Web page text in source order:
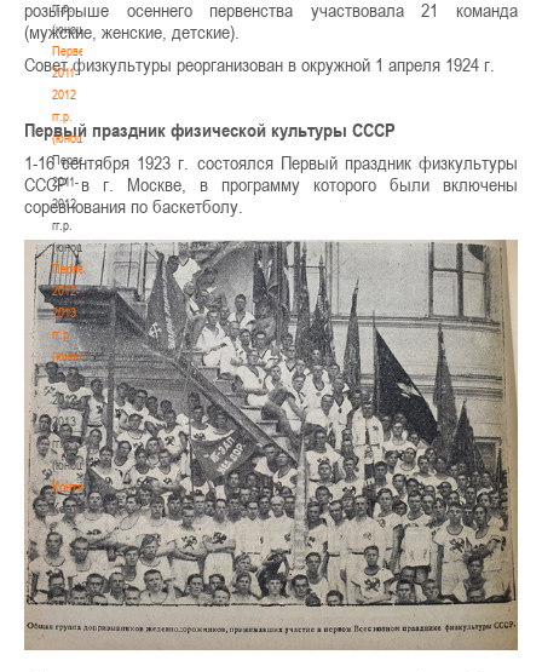
гг.р.
(юноши)
Первенство
2011-
2012
гг.р.
(юноши)
Первенство
2011-
2012
гг.р.
(юноши)
Первенство
2012-
2013
гг.р.
(юноши)
Первенство
2012-
2013
гг.р.
(юноши)
Контакты
Контакты
розыгрыше осеннего первенства участвовала 21 команда
(мужские, женские, детские).
Совет физкультуры реорганизован в окружной 1 апреля 1924 г.
Первый праздник физической культуры СССР
1-16 сентября 1923 г. состоялся Первый праздник физкультуры
СССР в г. Москве, в программу которого были включены
соревнования по баскетболу.